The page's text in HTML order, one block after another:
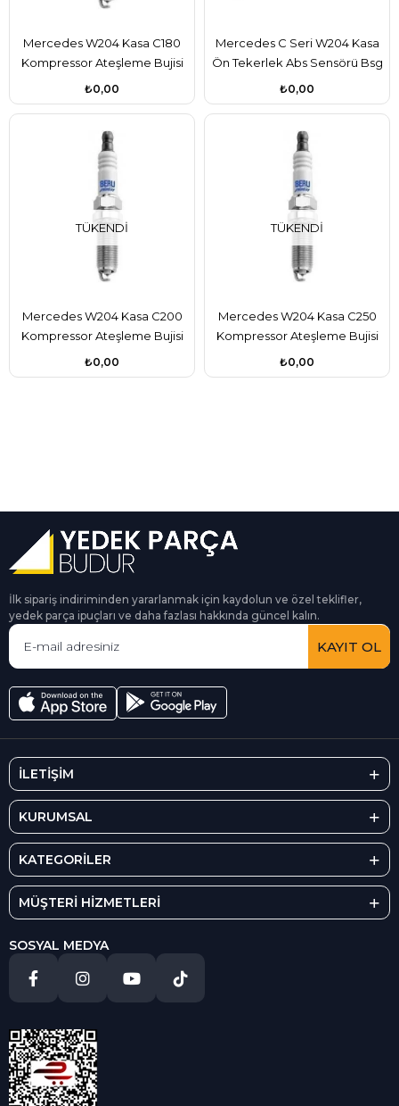
Mercedes W204 Kasa C180
Kompressor Ateşleme Bujisi
Beru Marka A0041595803
₺0,00
Mercedes C Seri W204 Kasa
Ön Tekerlek Abs Sensörü Bsg
Marka A2045400117
₺0,00
TÜKENDI
Mercedes W204 Kasa C200
Kompressor Ateşleme Bujisi
Beru Marka A0041595803
₺0,00
TÜKENDI
Mercedes W204 Kasa C250
Kompressor Ateşleme Bujisi
Beru Marka A0041595803
₺0,00
İlk sipariş indiriminden yararlanmak için kaydolun ve özel teklifler,
yedek parça ipuçları ve daha fazlası hakkında güncel kalın.
KAYIT OL
İLETİŞİM
KURUMSAL
KATEGORİLER
MÜŞTERİ HİZMETLERİ
SOSYAL MEDYA